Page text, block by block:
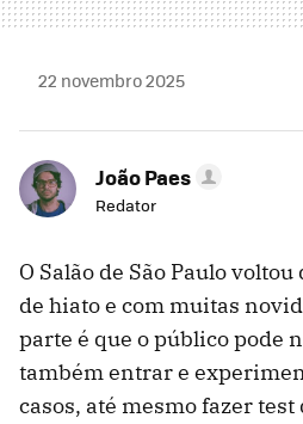
22 novembro 2025
João Paes
Redator
O Salão de São Paulo
de hiato e com muitas
parte é que o público pode
também entrar e
casos, até mesmo fazer